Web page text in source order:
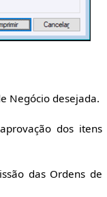
Negócio desejada.
dos itens
das Ordens de